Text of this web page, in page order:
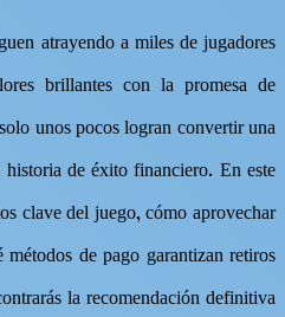
atrayendo a miles de jugadores
brillantes con la promesa de
unos pocos logran convertir una
de éxito financiero. En este
clave del juego, cómo aprovechar
de pago garantizan retiros
la recomendación definitiva